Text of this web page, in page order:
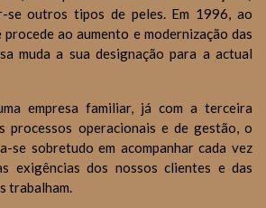
se outros tipos de peles. Em 1996, ao
procede ao aumento e modernização das
muda a sua designação para a actual
empresa familiar, já com a terceira
processos operacionais e de gestão, o
se sobretudo em acompanhar cada vez
exigências dos nossos clientes e das
trabalham.